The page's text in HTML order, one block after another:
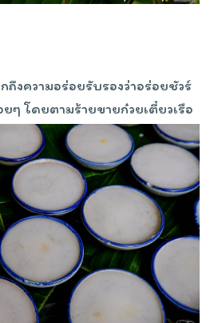
ถึงความอร่อยรับรองว่าอร่อยชัวร์
ๆ โดยตามร้ายขายก๋วยเตี๋ยวเรือ